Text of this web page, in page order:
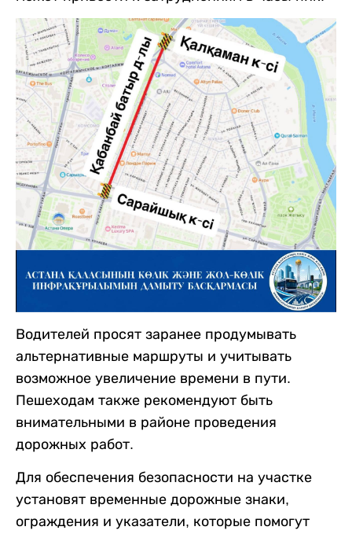
Водителей просят заранее продумывать
альтернативные маршруты и учитывать
возможное увеличение времени в пути.
Пешеходам также рекомендуют быть
внимательными в районе проведения
дорожных работ.
Для обеспечения безопасности на участке
установят временные дорожные знаки,
ограждения и указатели, которые помогут